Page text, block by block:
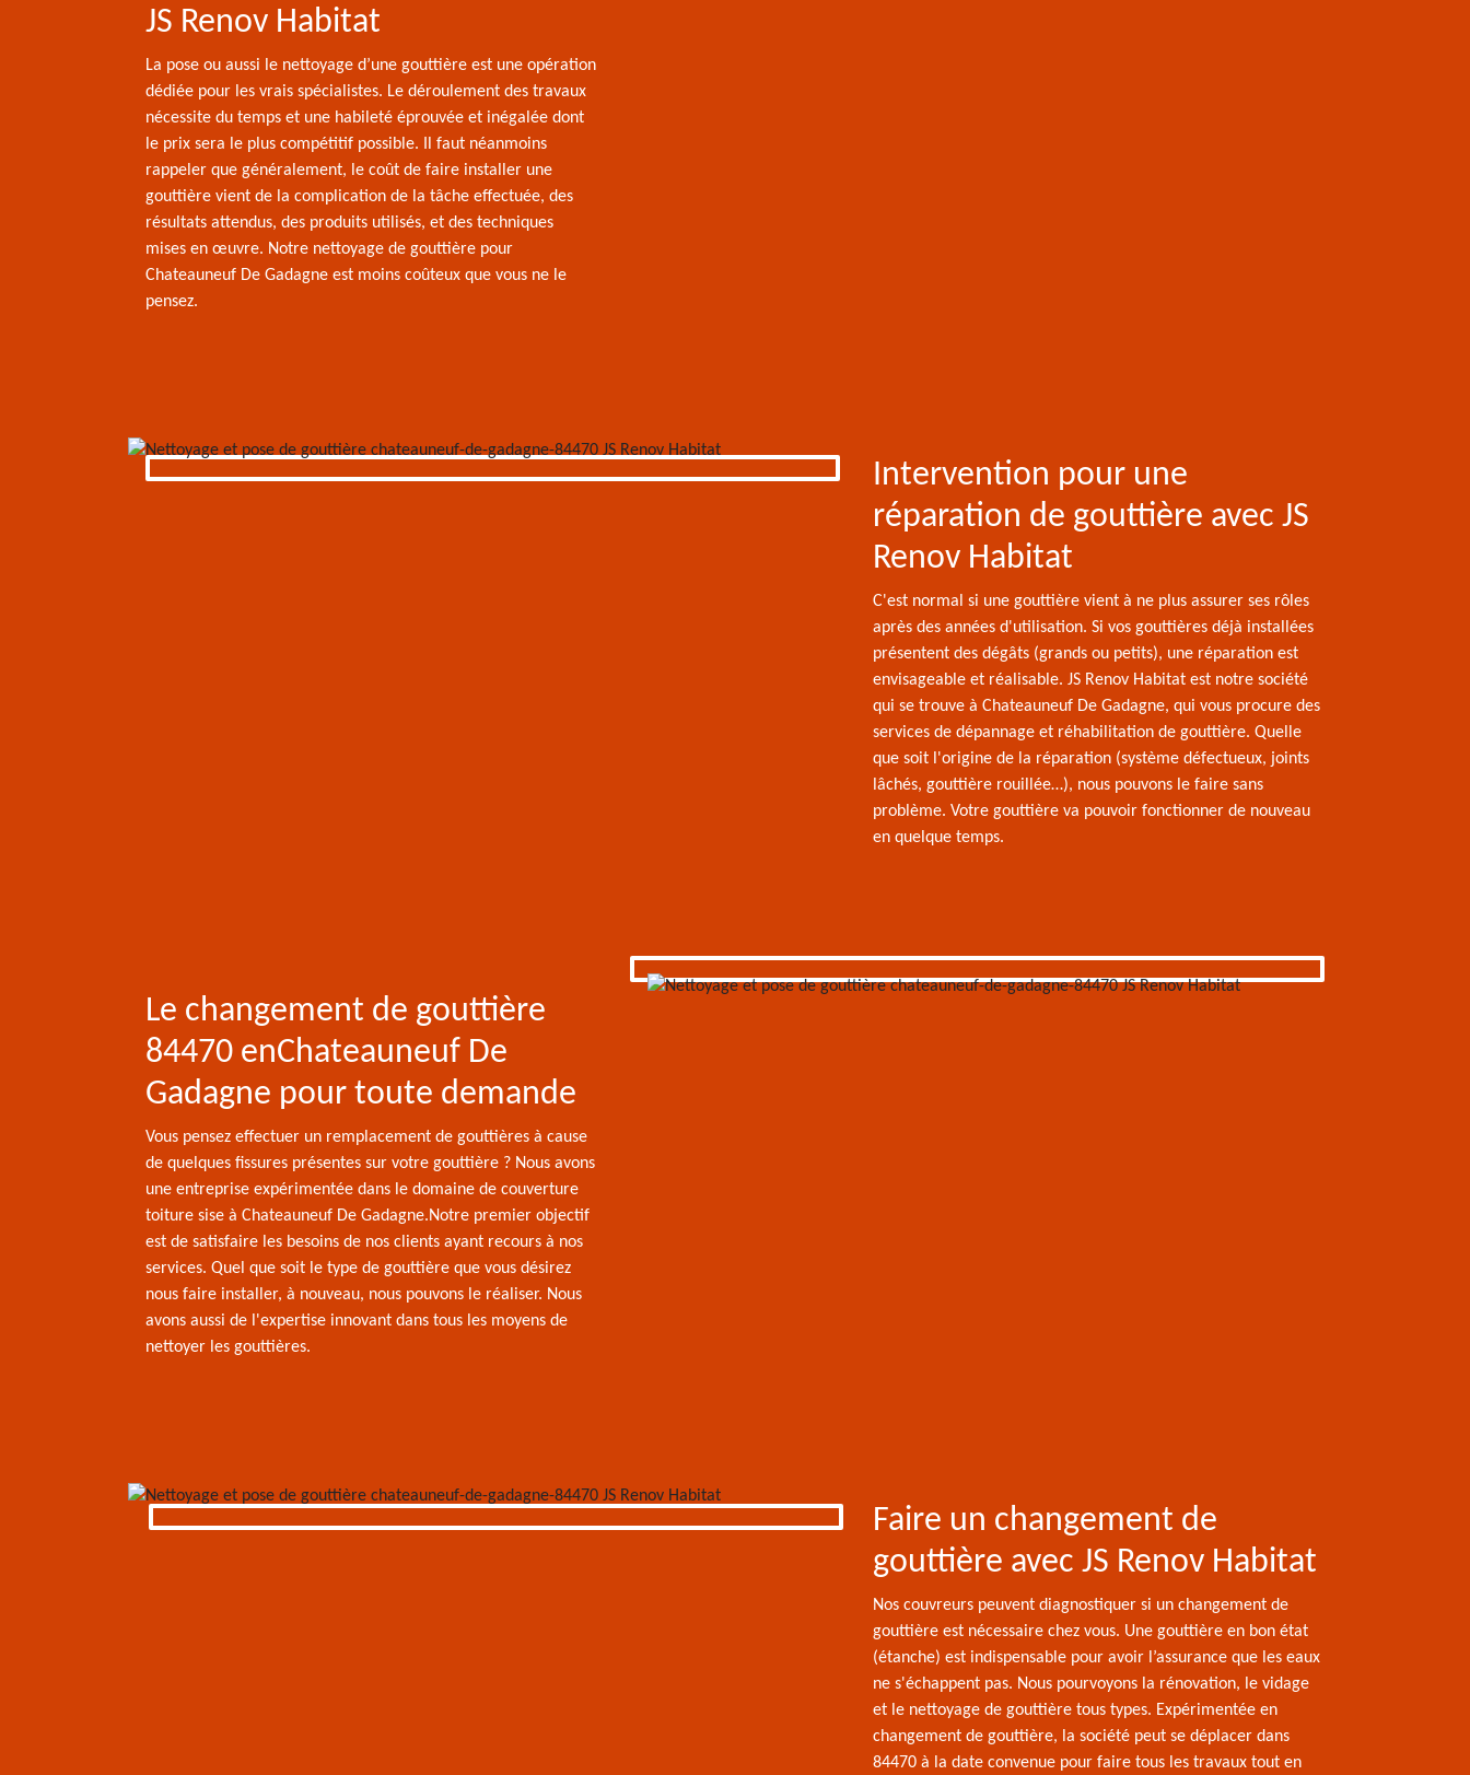
JS Renov Habitat
La pose ou aussi le nettoyage d’une gouttière est une opération
dédiée pour les vrais spécialistes. Le déroulement des travaux
nécessite du temps et une habileté éprouvée et inégalée dont
le prix sera le plus compétitif possible. Il faut néanmoins
rappeler que généralement, le coût de faire installer une
gouttière vient de la complication de la tâche effectuée, des
résultats attendus, des produits utilisés, et des techniques
mises en œuvre. Notre nettoyage de gouttière pour
Chateauneuf De Gadagne est moins coûteux que vous ne le
pensez.
Intervention pour une
réparation de gouttière avec JS
Renov Habitat
C'est normal si une gouttière vient à ne plus assurer ses rôles
après des années d'utilisation. Si vos gouttières déjà installées
présentent des dégâts (grands ou petits), une réparation est
envisageable et réalisable. JS Renov Habitat est notre société
qui se trouve à Chateauneuf De Gadagne, qui vous procure des
services de dépannage et réhabilitation de gouttière. Quelle
que soit l'origine de la réparation (système défectueux, joints
lâchés, gouttière rouillée…), nous pouvons le faire sans
problème. Votre gouttière va pouvoir fonctionner de nouveau
en quelque temps.
Le changement de gouttière
84470 enChateauneuf De
Gadagne pour toute demande
Vous pensez effectuer un remplacement de gouttières à cause
de quelques fissures présentes sur votre gouttière ? Nous avons
une entreprise expérimentée dans le domaine de couverture
toiture sise à Chateauneuf De Gadagne.Notre premier objectif
est de satisfaire les besoins de nos clients ayant recours à nos
services. Quel que soit le type de gouttière que vous désirez
nous faire installer, à nouveau, nous pouvons le réaliser. Nous
avons aussi de l'expertise innovant dans tous les moyens de
nettoyer les gouttières.
Faire un changement de
gouttière avec JS Renov Habitat
Nos couvreurs peuvent diagnostiquer si un changement de
gouttière est nécessaire chez vous. Une gouttière en bon état
(étanche) est indispensable pour avoir l’assurance que les eaux
ne s'échappent pas. Nous pourvoyons la rénovation, le vidage
et le nettoyage de gouttière tous types. Expérimentée en
changement de gouttière, la société peut se déplacer dans
84470 à la date convenue pour faire tous les travaux tout en